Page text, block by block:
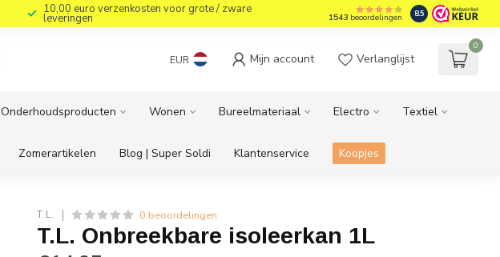
10,00 euro verzenkosten voor grote / zware
leveringen 1543beoordelingen 8.5
EUR Mijn account Verlanglijst
0
Onderhoudsproducten Wonen Bureelmateriaal Electro Textiel
Zomerartikelen Blog | Super Soldi Klantenservice Koopjes
T.L. 0 beoordelingen
T.L. Onbreekbare isoleerkan 1L